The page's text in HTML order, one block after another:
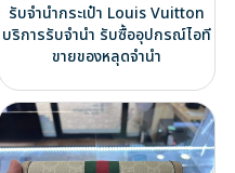
รับจำนำกระเป๋า Louis Vuitton
บริการรับจำนำ รับซื้ออุปกรณ์ไอที
ขายของหลุดจำนำ